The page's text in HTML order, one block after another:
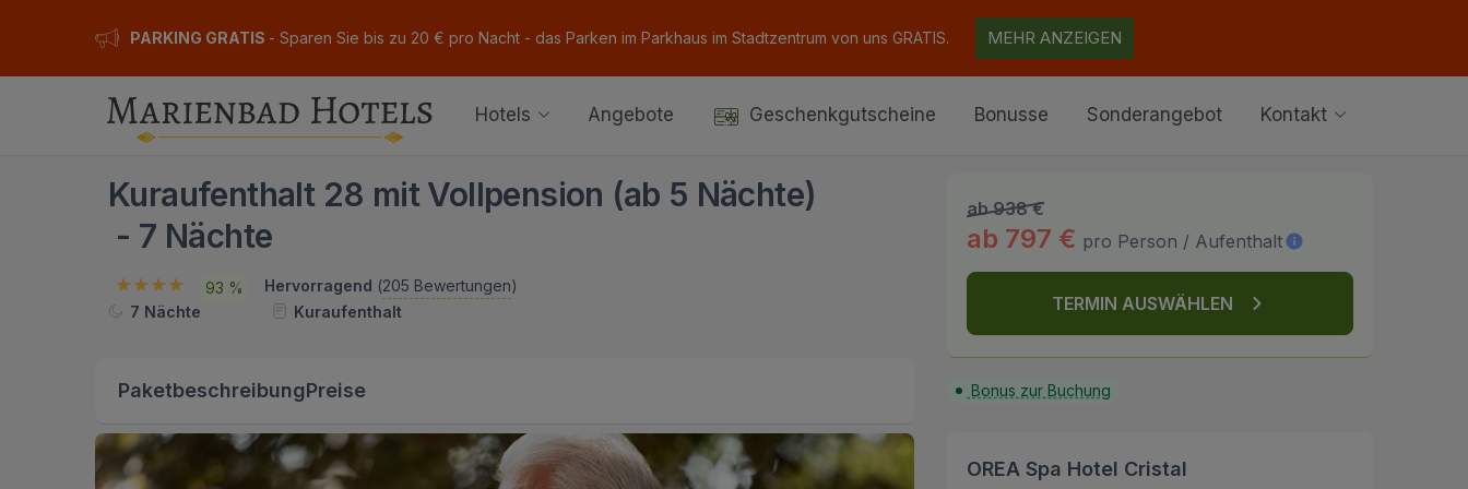
PARKING GRATIS - Sparen Sie bis zu 20 € pro Nacht - das Parken im Parkhaus im Stadtzentrum von uns GRATIS. MEHR ANZEIGEN
Hotels Angebote Geschenkgutscheine Bonusse Sonderangebot Kontakt
Kuraufenthalt 28 mit Vollpension (ab 5 Nächte)
- 7 Nächte
93 % Hervorragend (205 Bewertungen)
7 Nächte
Kuraufenthalt
ab 938 €
ab 797 € pro Person / Aufenthalt
TERMIN AUSWÄHLEN
PaketbeschreibungPreise Bonus zur Buchung
OREA Spa Hotel Cristal